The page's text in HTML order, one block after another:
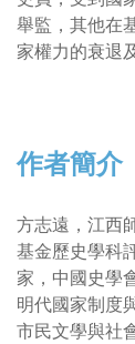
舉監，其他在
家權力的衰退
作者簡介
方志遠，江西
基金歷史學科
家，中國史學
明代國家制度
市民文學與社